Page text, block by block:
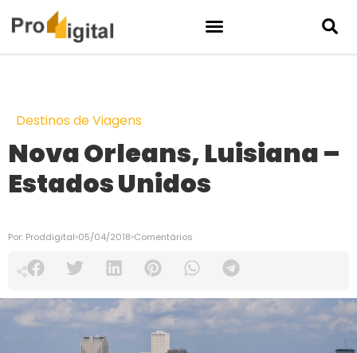
Destinos de Viagens
Nova Orleans, Luisiana –
Estados Unidos
Por: Proddigital 05/04/2018 Comentários